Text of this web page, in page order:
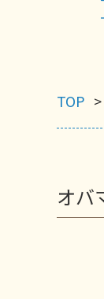
TOP
オバ